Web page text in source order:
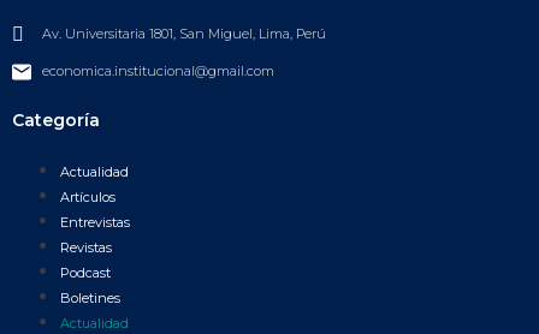
Av. Universitaria 1801, San Miguel, Lima, Perú
economica.institucional@gmail.com
Categoría
Actualidad
Artículos
Entrevistas
Revistas
Podcast
Boletines
Actualidad